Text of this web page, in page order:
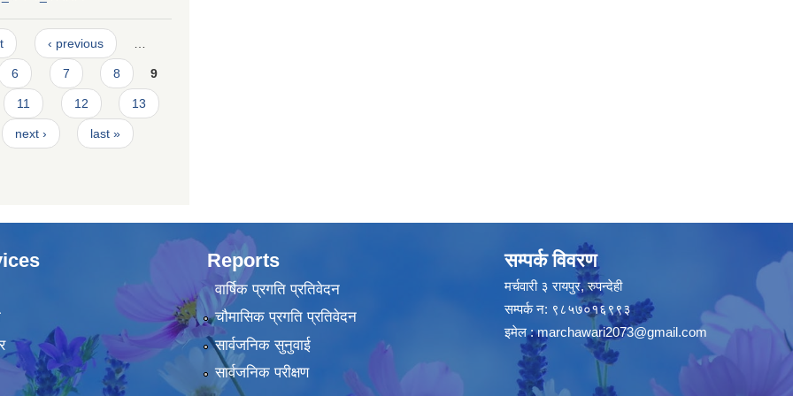
‹ previous
6 7 8 9
11 12 13
next › last »
Reports
वार्षिक प्रगति प्रतिवेदन
चौमासिक प्रगति प्रतिवेदन
सार्वजनिक सुनुवाई
सार्वजनिक परीक्षण
सम्पर्क विवरण
मर्चवारी ३ रायपुर, रुपन्देही
सम्पर्क न: ९८५७०१६९९३
इमेल :marchawari2073@gmail.com